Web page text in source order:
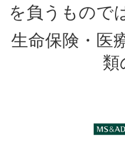
を負うもので
生命保険・医
類